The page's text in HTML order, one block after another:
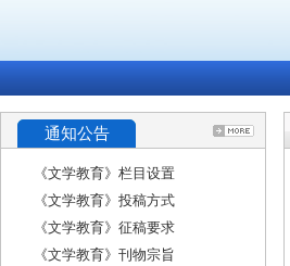
通知公告
《文学教育》栏目设置
《文学教育》投稿方式
《文学教育》征稿要求
《文学教育》刊物宗旨